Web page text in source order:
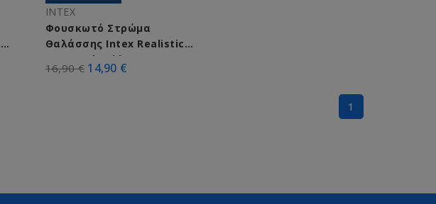
INTEX
Φουσκωτό Στρώμα
Θαλάσσης Intex Realistic
Sea Turtle Ride-On 57555
16,90 € 14,90 €
1